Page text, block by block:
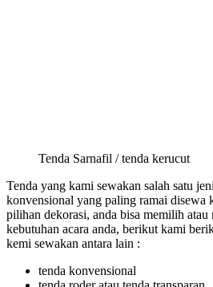
Tenda Sarnafil / tenda kerucut
Tenda yang kami sewakan salah satu
konvensional yang paling ramai disewa
pilihan dekorasi, anda bisa memilih atau
kebutuhan acara anda, berikut kami
kemi sewakan antara lain :
tenda konvensional